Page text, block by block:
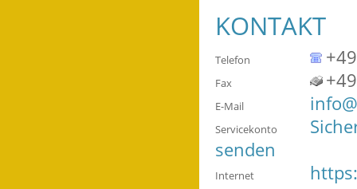
KONTAKT
Telefon
Fax
E-Mail
Servicekonto
senden
Internet